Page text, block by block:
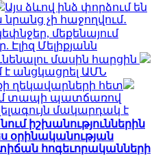
Այս ձևով ինձ փորձում են
նրանց չի հաջողվում․
մեքենայում
Էլիզ Մելիքյանն
մասին հարցին
անցկացրել ԱՄՆ
ղեկավարների հետ
տապի պատճառով
մակարդակ է
իշխանություններին
օրինականության
հոգեւորականների